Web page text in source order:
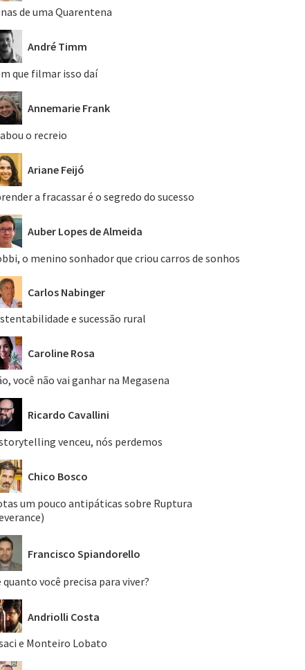
de uma Quarentena
André Timm
que filmar isso daí
Annemarie Frank
o recreio
Ariane Feijó
a fracassar é o segredo do sucesso
Auber Lopes de Almeida
o menino sonhador que criou carros de sonhos
Carlos Nabinger
e sucessão rural
Caroline Rosa
você não vai ganhar na Megasena
Ricardo Cavallini
venceu, nós perdemos
Chico Bosco
um pouco antipáticas sobre Ruptura
Francisco Spiandorello
quanto você precisa para viver?
Andriolli Costa
e Monteiro Lobato